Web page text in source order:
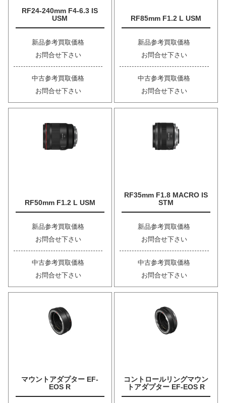
RF24-240mm F4-6.3 IS
USM
新品参考買取価格
お問合せ下さい
中古参考買取価格
お問合せ下さい
RF85mm F1.2 L USM
新品参考買取価格
お問合せ下さい
中古参考買取価格
お問合せ下さい
RF50mm F1.2 L USM
新品参考買取価格
お問合せ下さい
中古参考買取価格
お問合せ下さい
RF35mm F1.8 MACRO IS
STM
新品参考買取価格
お問合せ下さい
中古参考買取価格
お問合せ下さい
マウントアダプター EF-
EOS R
コントロールリングマウン
トアダプター EF-EOS R